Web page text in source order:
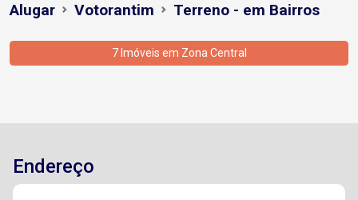
Alugar Votorantim Terreno - em Bairros
7 Imóveis em Zona Central
Endereço